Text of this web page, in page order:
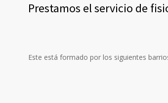
Prestamos el servicio de
Este está formado por los siguientes